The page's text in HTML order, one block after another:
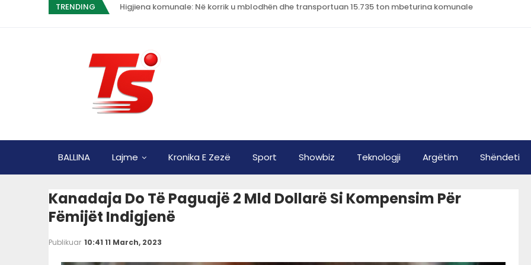
TRENDING Higjiena komunale: Në korrik u mblodhën dhe transportuan 15.735 ton mbeturina komunale
BALLINA Lajme Kronika E Zezë Sport Showbiz Teknologji Argëtim Shëndeti
Kanadaja Do Të Paguajë 2 Mld Dollarë Si Kompensim Për
Fëmijët Indigjenë
Publikuar 10:41 11 March, 2023